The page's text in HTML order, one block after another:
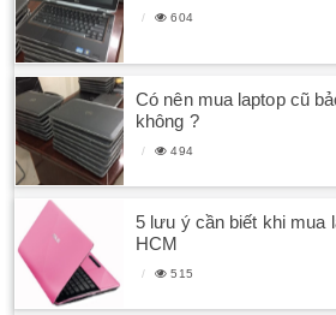
604
Có nên mua laptop cũ
không ?
494
5 lưu ý cần biết khi mua
HCM
515